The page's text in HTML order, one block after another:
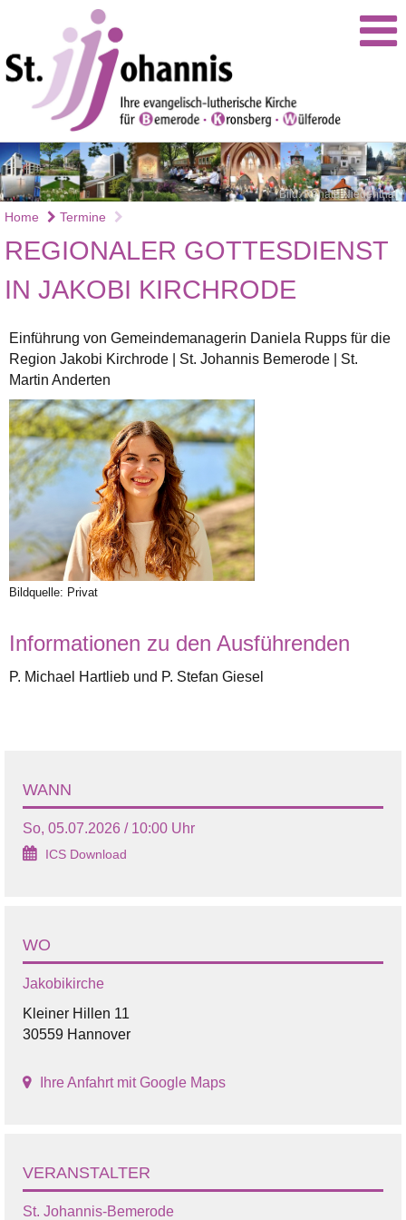
Bild: Renate Niedenthal
Home Termine
REGIONALER GOTTESDIENST
IN JAKOBI KIRCHRODE
Einführung von Gemeindemanagerin Daniela Rupps für die
Region Jakobi Kirchrode | St. Johannis Bemerode | St.
Martin Anderten
Bildquelle: Privat
Informationen zu den Ausführenden
P. Michael Hartlieb und P. Stefan Giesel
WANN
So, 05.07.2026 / 10:00 Uhr
ICS Download
WO
Jakobikirche
Kleiner Hillen 11
30559 Hannover
Ihre Anfahrt mit Google Maps
VERANSTALTER
St. Johannis-Bemerode